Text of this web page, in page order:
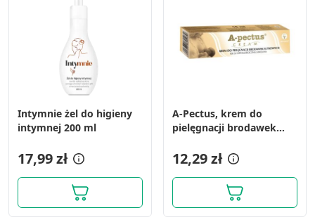
Intymnie żel do higieny
intymnej 200 ml
17,99 zł
A-Pectus, krem do
pielęgnacji brodawek
12,29 zł